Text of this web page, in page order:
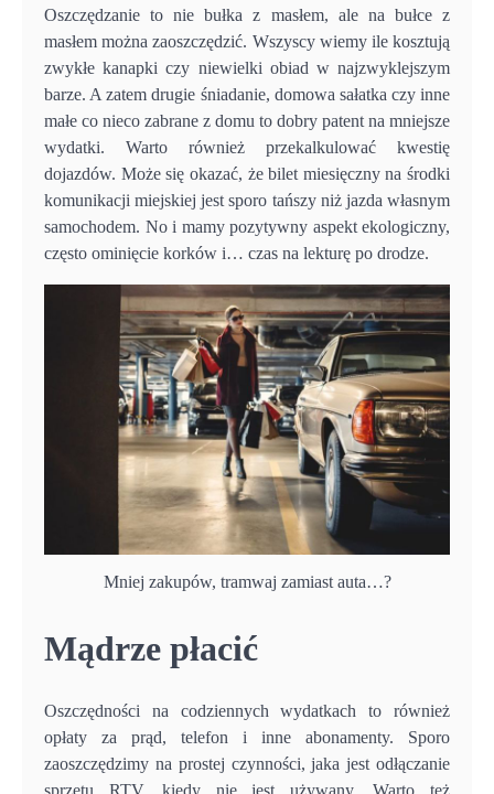
Oszczędzanie to nie bułka z masłem, ale na bułce z
masłem można zaoszczędzić. Wszyscy wiemy ile kosztują
zwykłe kanapki czy niewielki obiad w najzwyklejszym
barze. A zatem drugie śniadanie, domowa sałatka czy inne
małe co nieco zabrane z domu to dobry patent na mniejsze
wydatki. Warto również przekalkulować kwestię
dojazdów. Może się okazać, że bilet miesięczny na środki
komunikacji miejskiej jest sporo tańszy niż jazda własnym
samochodem. No i mamy pozytywny aspekt ekologiczny,
często ominięcie korków i… czas na lekturę po drodze.
Mniej zakupów, tramwaj zamiast auta…?
Mądrze płacić
Oszczędności na codziennych wydatkach to również
opłaty za prąd, telefon i inne abonamenty. Sporo
zaoszczędzimy na prostej czynności, jaka jest odłączanie